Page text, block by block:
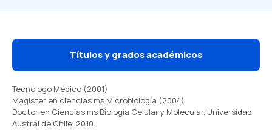
Títulos y grados académicos
Tecnólogo Médico (2001)
Magister en ciencias ms Microbiología (2004)
Doctor en Ciencias ms Biología Celular y Molecular, Universidad
Austral de Chile, 2010 .